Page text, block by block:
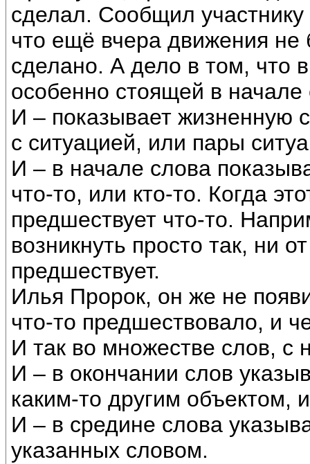
сделал. Сообщил участнику
что ещё вчера движения не
сделано. А дело в том, что
особенно стоящей в
И – показывает жизненную
с ситуацией, или пары
И – в начале слова
что-то, или кто-то. Когда
предшествует что-то.
возникнуть просто так, ни
предшествует.
Илья Пророк, он же не
что-то предшествовало, и
И так во множестве слов, с
И – в окончании слов
каким-то другим объектом,
И – в средине слова
указанных словом.